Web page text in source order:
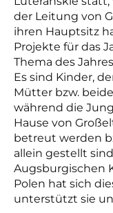
der Leitung von
ihren Hauptsitz
Projekte für das
Thema des
Es sind Kinder,
Mütter bzw.
während die
Hause von
betreut werden
allein gestellt
Augsburgischen
Polen hat sich
unterstützt sie